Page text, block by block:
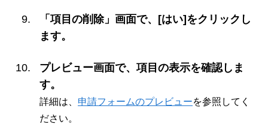
「項目の削除」画面で、[はい]をクリックし
ます。
プレビュー画面で、項目の表示を確認しま
す。
詳細は、 申請フォームのプレビューを参照してく
ださい。